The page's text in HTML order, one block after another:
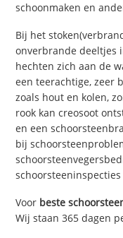
schoonmaken en
Bij het
onverbrande deeltjes
hechten zich aan de
een teerachtige, zeer
zoals hout en kolen,
rook kan creosoot
en een
bij
Voor beste
Wij staan 365 dagen